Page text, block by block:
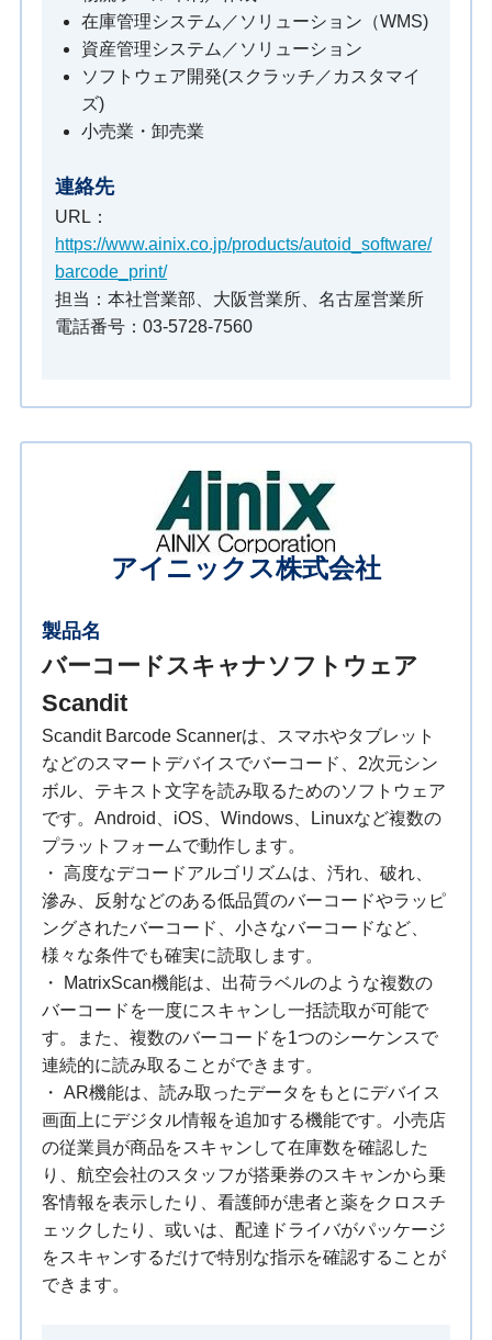
在庫管理システム／ソリューション（WMS)
資産管理システム／ソリューション
ソフトウェア開発(スクラッチ／カスタマイ
ズ)
小売業・卸売業
連絡先
URL：
https://www.ainix.co.jp/products/autoid_software/
barcode_print/
担当：本社営業部、大阪営業所、名古屋営業所
電話番号：03-5728-7560
アイニックス株式会社
製品名
バーコードスキャナソフトウェア
Scandit
Scandit Barcode Scannerは、スマホやタブレット
などのスマートデバイスでバーコード、2次元シン
ボル、テキスト文字を読み取るためのソフトウェア
です。Android、iOS、Windows、Linuxなど複数の
プラットフォームで動作します。
・ 高度なデコードアルゴリズムは、汚れ、破れ、
滲み、反射などのある低品質のバーコードやラッピ
ングされたバーコード、小さなバーコードなど、
様々な条件でも確実に読取します。
・ MatrixScan機能は、出荷ラベルのような複数の
バーコードを一度にスキャンし一括読取が可能で
す。また、複数のバーコードを1つのシーケンスで
連続的に読み取ることができます。
・ AR機能は、読み取ったデータをもとにデバイス
画面上にデジタル情報を追加する機能です。小売店
の従業員が商品をスキャンして在庫数を確認した
り、航空会社のスタッフが搭乗券のスキャンから乗
客情報を表示したり、看護師が患者と薬をクロスチ
ェックしたり、或いは、配達ドライバがパッケージ
をスキャンするだけで特別な指示を確認することが
できます。